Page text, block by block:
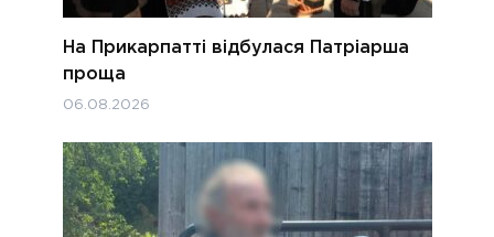
На Прикарпатті відбулася Патріарша
проща
06.08.2026